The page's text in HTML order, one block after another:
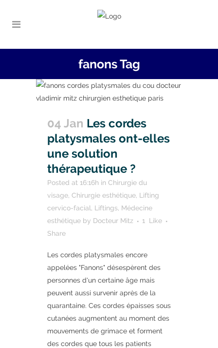
fanons Tag
04 Jan Les cordes
platysmales ont-elles
une solution
thérapeutique ?
Posted at 16:16h in Chirurgie du
visage, Chirurgie esthétique, Lifting
cervico-facial, Liftings, Médecine
esthétique by Docteur Mitz 1
Like
Share
Les cordes platysmales encore
appelées "Fanons" désespèrent des
personnes d'un certaine âge mais
peuvent aussi survenir après de la
quarantaine. Ces cordes épaisses sous
cutanées augmentent au moment des
mouvements de grimace et forment
des cordes que tous les patients